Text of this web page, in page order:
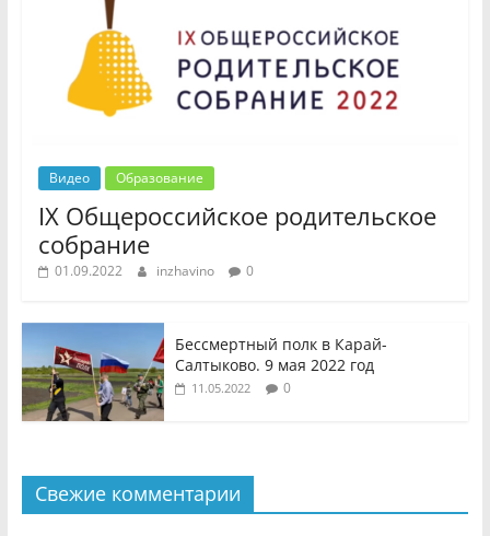
Видео Образование
IX Общероссийское родительское
собрание
01.09.2022 inzhavino 0
Бессмертный полк в Карай-
Салтыково. 9 мая 2022 год
11.05.2022 0
Свежие комментарии